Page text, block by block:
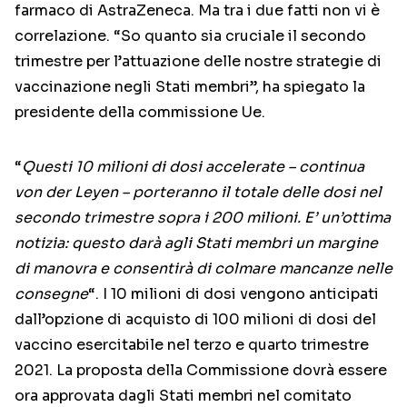
farmaco di AstraZeneca. Ma tra i due fatti non vi è
correlazione. “So quanto sia cruciale il secondo
trimestre per l’attuazione delle nostre strategie di
vaccinazione negli Stati membri”, ha spiegato la
presidente della commissione Ue.
“Questi 10 milioni di dosi accelerate – continua
von der Leyen – porteranno il totale delle dosi nel
secondo trimestre sopra i 200 milioni. E’ un’ottima
notizia: questo darà agli Stati membri un margine
di manovra e consentirà di colmare mancanze nelle
consegne“. I 10 milioni di dosi vengono anticipati
dall’opzione di acquisto di 100 milioni di dosi del
vaccino esercitabile nel terzo e quarto trimestre
2021. La proposta della Commissione dovrà essere
ora approvata dagli Stati membri nel comitato